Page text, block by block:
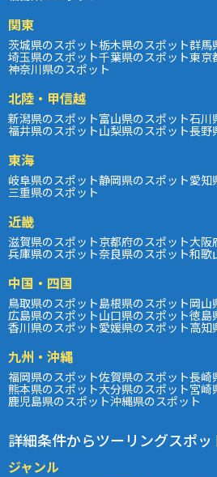
関東
茨城県のスポット栃木県のスポット群馬
埼玉県のスポット千葉県のスポット東京
神奈川県のスポット
北陸・甲信越
新潟県のスポット富山県のスポット石川
福井県のスポット山梨県のスポット長野
東海
岐阜県のスポット静岡県のスポット愛知
三重県のスポット
近畿
滋賀県のスポット京都府のスポット大阪
兵庫県のスポット奈良県のスポット和歌
中国・四国
鳥取県のスポット島根県のスポット岡山
広島県のスポット山口県のスポット徳島
香川県のスポット愛媛県のスポット高知
九州・沖縄
福岡県のスポット佐賀県のスポット長崎
熊本県のスポット大分県のスポット宮崎
鹿児島県のスポット沖縄県のスポット
詳細条件からツーリングスポッ
ジャンル